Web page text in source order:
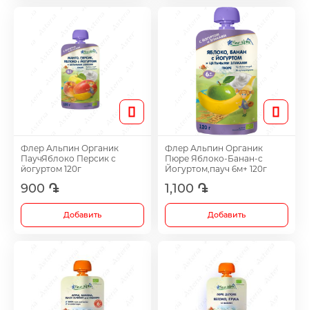
Метаболические препараты
Противоопухолевые препараты
Лекарства от ожирения
Травы и настойки
Метаболизм препаратов для лечения
хряща
Флер Альпин Органик
ПаучЯблоко Персик с
йогуртом 120г
900 ֏
Добавить
Флер Альпин Органик
Пюре Яблоко-Банан-с
Йогуртом,пауч 6м+ 120г
1,100 ֏
Добавить